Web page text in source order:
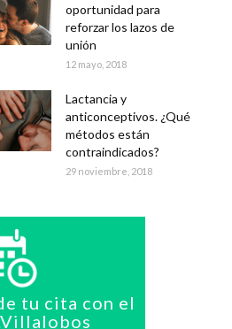
oportunidad para
reforzar los lazos de
unión
12 mayo, 2018
Lactancia y
anticonceptivos. ¿Qué
métodos están
contraindicados?
29 noviembre, 2018
tu cita con el